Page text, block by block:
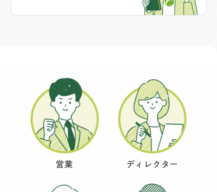
営業 ディレクター